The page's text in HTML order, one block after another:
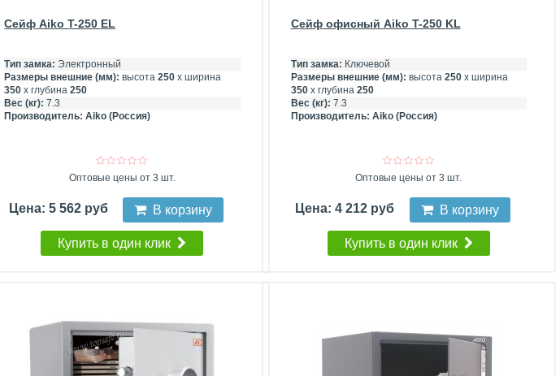
Сейф Aiko T-250 EL
Тип замка: Электронный
Размеры внешние (мм): высота250 х ширина
350 х глубина250
Вес (кг): 7.3
Производитель:Aiko (Россия)
Оптовые цены от 3 шт.
Цена: 5 562 руб В корзину
Купить в один клик
Сейф офисный Aiko T-250 KL
Тип замка: Ключевой
Размеры внешние (мм): высота 250х ширина
350х глубина 250
Вес (кг): 7.3
Производитель: Aiko (Россия)
Оптовые цены от 3 шт.
Цена: 4 212 руб В корзину
Купить в один клик